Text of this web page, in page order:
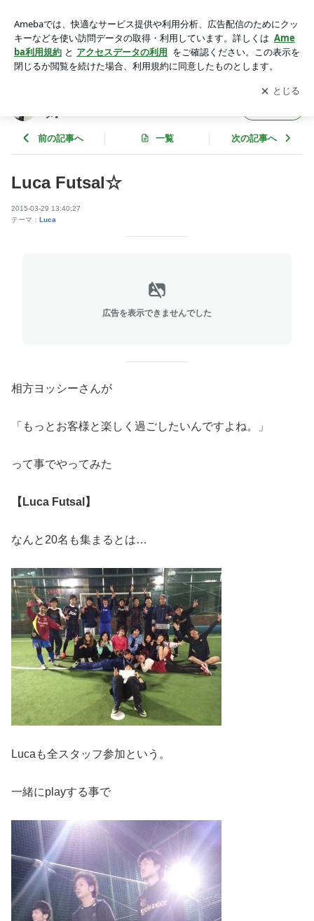
タ】
アプリをダウンロードして ブログの更新通知
を受け取りまし
ょう。
開く
タ】
前の記事へ 一覧 次の記事へ
Luca Futsal☆
2015-03-29 13:40:27
テーマ： Luca
広告を表示できませんでした
相方ヨッシーさんが
「もっとお客様と楽しく過ごしたいんですよね。」
って事でやってみた
【Luca Futsal】
なんと20名も集まるとは…
Lucaも全スタッフ参加という。
一緒にplayする事で